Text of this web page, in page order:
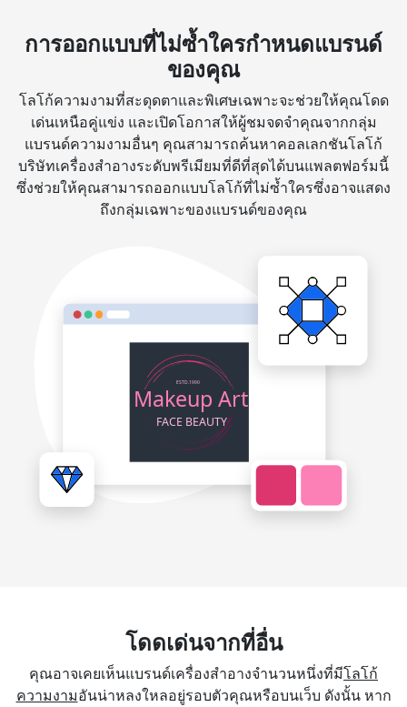
การออกแบบที่ไม่ซ้ำใครกำหนดแบรนด์
ของคุณ
โลโก้ความงามที่สะดุดตาและพิเศษเฉพาะจะช่วยให้คุณโดด
เด่นเหนือคู่แข่ง และเปิดโอกาสให้ผู้ชมจดจำคุณจากกลุ่ม
แบรนด์ความงามอื่นๆ คุณสามารถค้นหาคอลเลกชันโลโก้
บริษัทเครื่องสำอางระดับพรีเมียมที่ดีที่สุดได้บนแพลตฟอร์มนี้
ซึ่งช่วยให้คุณสามารถออกแบบโลโก้ที่ไม่ซ้ำใครซึ่งอาจแสดง
ถึงกลุ่มเฉพาะของแบรนด์ของคุณ
โดดเด่นจากที่อื่น
คุณอาจเคยเห็นแบรนด์เครื่องสำอางจำนวนหนึ่งที่มีโลโก้
ความงามอันน่าหลงใหลอยู่รอบตัวคุณหรือบนเว็บ ดังนั้น หาก